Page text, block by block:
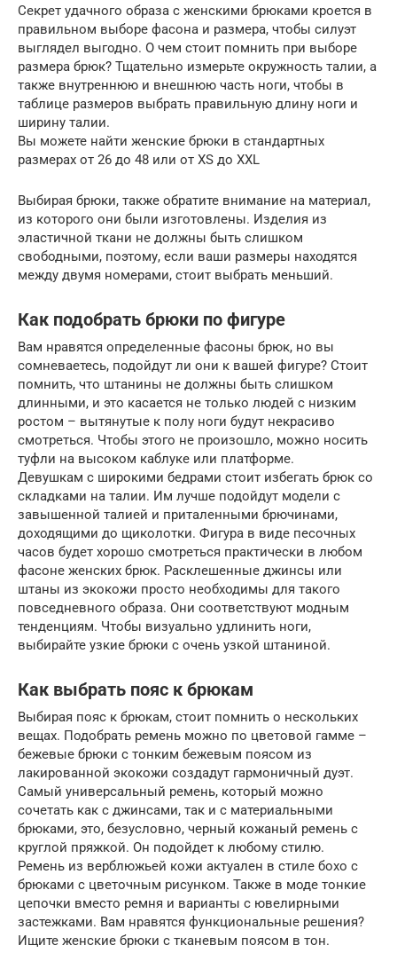
Секрет удачного образа с женскими брюками кроется в
правильном выборе фасона и размера, чтобы силуэт
выглядел выгодно. О чем стоит помнить при выборе
размера брюк? Тщательно измерьте окружность талии, а
также внутреннюю и внешнюю часть ноги, чтобы в
таблице размеров выбрать правильную длину ноги и
ширину талии.
Вы можете найти женские брюки в стандартных
размерах от 26 до 48 или от XS до XXL
Выбирая брюки, также обратите внимание на материал,
из которого они были изготовлены. Изделия из
эластичной ткани не должны быть слишком
свободными, поэтому, если ваши размеры находятся
между двумя номерами, стоит выбрать меньший.
Как подобрать брюки по фигуре
Вам нравятся определенные фасоны брюк, но вы
сомневаетесь, подойдут ли они к вашей фигуре? Стоит
помнить, что штанины не должны быть слишком
длинными, и это касается не только людей с низким
ростом – вытянутые к полу ноги будут некрасиво
смотреться. Чтобы этого не произошло, можно носить
туфли на высоком каблуке или платформе.
Девушкам с широкими бедрами стоит избегать брюк со
складками на талии. Им лучше подойдут модели с
завышенной талией и приталенными брючинами,
доходящими до щиколотки. Фигура в виде песочных
часов будет хорошо смотреться практически в любом
фасоне женских брюк. Расклешенные джинсы или
штаны из экокожи просто необходимы для такого
повседневного образа. Они соответствуют модным
тенденциям. Чтобы визуально удлинить ноги,
выбирайте узкие брюки с очень узкой штаниной.
Как выбрать пояс к брюкам
Выбирая пояс к брюкам, стоит помнить о нескольких
вещах. Подобрать ремень можно по цветовой гамме –
бежевые брюки с тонким бежевым поясом из
лакированной экокожи создадут гармоничный дуэт.
Самый универсальный ремень, который можно
сочетать как с джинсами, так и с материальными
брюками, это, безусловно, черный кожаный ремень с
круглой пряжкой. Он подойдет к любому стилю.
Ремень из верблюжьей кожи актуален в стиле бохо с
брюками с цветочным рисунком. Также в моде тонкие
цепочки вместо ремня и варианты с ювелирными
застежками. Вам нравятся функциональные решения?
Ищите женские брюки с тканевым поясом в тон.